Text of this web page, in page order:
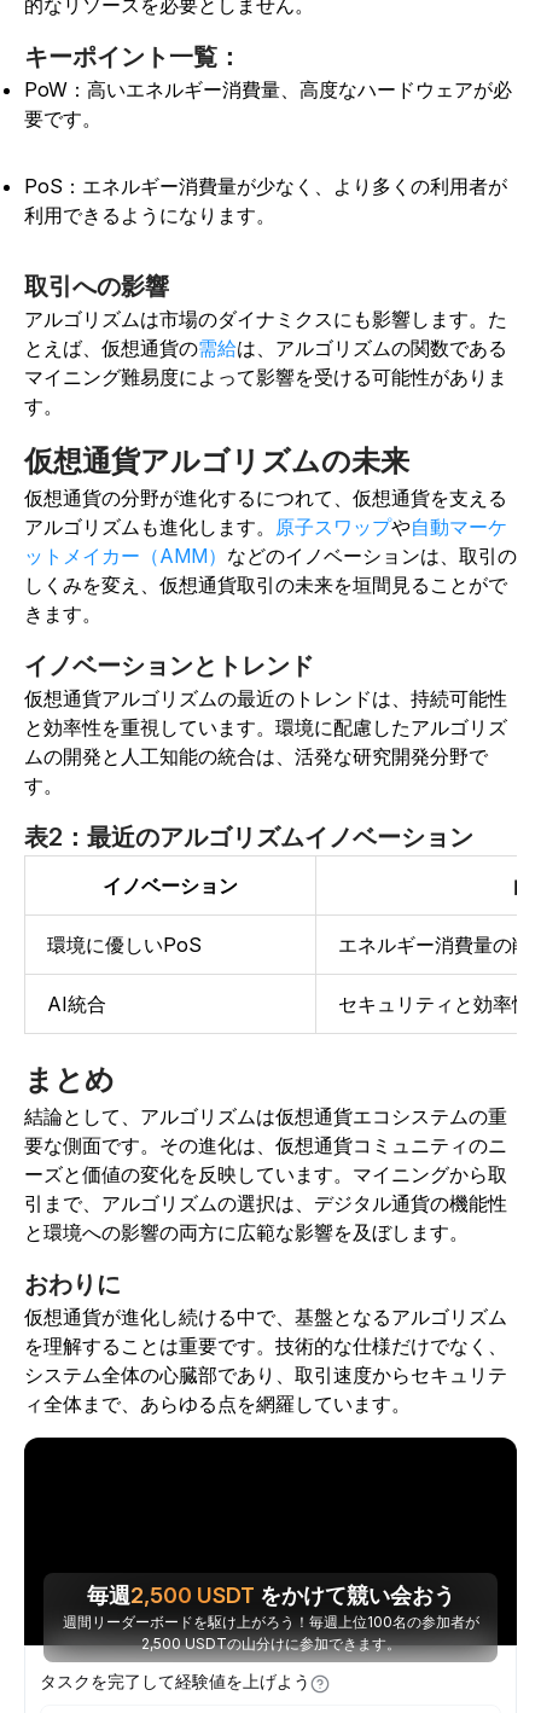
的なリソースを必要としません。
キーポイント一覧：
PoW：高いエネルギー消費量、高度なハードウェアが必
要です。
PoS：エネルギー消費量が少なく、より多くの利用者が
利用できるようになります。
取引への影響
アルゴリズムは市場のダイナミクスにも影響します。た
とえば、 仮想通貨の需給は、アルゴリズムの関数である
マイニング難易度によって影響を受ける可能性がありま
す。
仮想通貨アルゴリズムの未来
仮想通貨の分野が進化するにつれて、仮想通貨を支える
アルゴリズムも進化します。 原子スワップや自動マーケ
ットメイカー（AMM） などのイノベーションは、取引の
しくみを変え、仮想通貨取引の未来を垣間見ることがで
きます。
イノベーションとトレンド
仮想通貨アルゴリズムの最近のトレンドは、持続可能性
と効率性を重視しています。環境に配慮したアルゴリズ
ムの開発と人工知能の統合は、活発な研究開発分野で
す。
表2：最近のアルゴリズムイノベーション
イノベーション 内
環境に優しいPoS エネルギー消費量の削
AI統合 セキュリティと効率性
まとめ
結論として、アルゴリズムは仮想通貨エコシステムの重
要な側面です。その進化は、仮想通貨コミュニティのニ
ーズと価値の変化を反映しています。マイニングから取
引まで、アルゴリズムの選択は、デジタル通貨の機能性
と環境への影響の両方に広範な影響を及ぼします。
おわりに
仮想通貨が進化し続ける中で、基盤となるアルゴリズム
を理解することは重要です。技術的な仕様だけでなく、
システム全体の心臓部であり、取引速度からセキュリテ
ィ全体まで、あらゆる点を網羅しています。
毎週2,500 USDT をかけて競い会おう
週間リーダーボードを駆け上がろう！毎週上位100名の参加者が
2,500 USDTの山分けに参加できます。
タスクを完了して経験値を上げよう